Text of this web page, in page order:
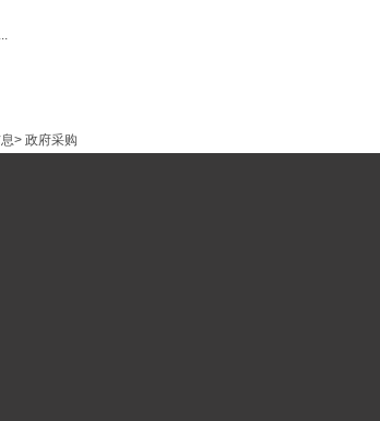
> 政府采购